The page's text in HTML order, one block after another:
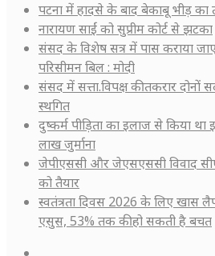
पटना में हादसे के बाद बेकाबू भीड़ का
नारायण साईं को सुप्रीम कोर्ट से झटका
संसद के विशेष सत्र में पास कराया
परिसीमन बिल : मोदी
संसद में सत्ता.विपक्ष की तकरार
स्थगित
दुष्कर्म पीड़िता का इलाज से किया
लाख जुर्माना
जेपीएससी और जेएसएससी विवाद
को तैयार
स्वतंत्रता दिवस 2026 के लिए खास
एसुस, 53% तक की हो सकती है बचत